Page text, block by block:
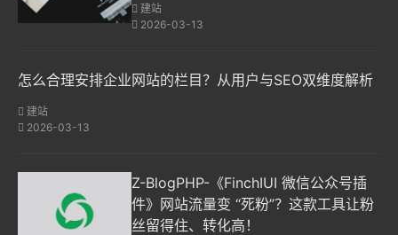
建站
2026-03-13
怎么合理安排企业网站的栏目？从用户与SEO双维度解析
建站
2026-03-13
Z-BlogPHP-《FinchIUI 微信公众号插
件》网站流量变 “死粉”？这款工具让粉
丝留得住、转化高！